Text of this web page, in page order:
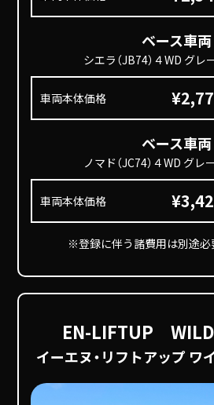
ベース車両
シエラ（JB74）４WD グ
車両本体価格
ベース車両
ノマド（JC74）４WD グレ
車両本体価格
※登録に伴う諸費用は別途必
EN-LIFTUP
イーエヌ・リフトアップ ワ